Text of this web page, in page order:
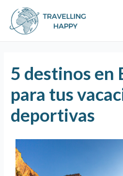
5 destinos en
para tus
deportivas